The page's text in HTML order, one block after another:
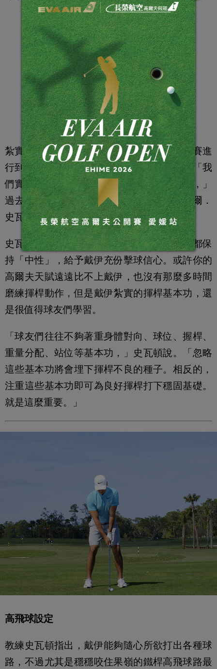
紮實的基本功是傑森．戴伊(Jason Day)在比賽進
行到白熱化之時仍然控球自如的主要原因。「我
們實是求是，比大多數選手更為著重基本功，」
過去17年一直擔任教練和桿弟雙重職務的柯爾．
史瓦頓(Col Swatton)說。
史瓦頓指出，從頭部位置、握桿到重量分配都保
持「中性」，給予戴伊充份擊球信心。或許你的
高爾夫天賦遠遠比不上戴伊，也沒有那麼多時間
磨練揮桿動作，但是戴伊紮實的揮桿基本功，還
是很值得球友們學習。
「球友們往往不夠著重身體對向、球位、握桿、
重量分配、站位等基本功，」史瓦頓說。「忽略
這些基本功將會埋下揮桿不良的種子。相反的，
注重這些基本功即可為良好揮桿打下穩固基礎。
就是這麼重要。」
高飛球設定
教練史瓦頓指出，戴伊能夠隨心所欲打出各種球
路，不過尤其是穩穩咬住果嶺的鐵桿高飛球路最